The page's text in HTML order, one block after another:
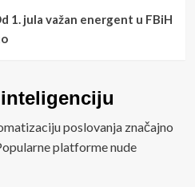
1. jula važan energent u FBiH
poslovanja značajno
platforme nude